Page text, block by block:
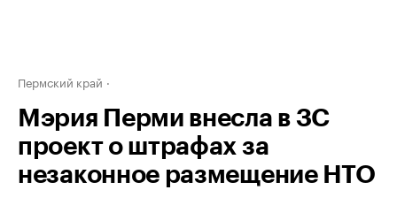
Пермский край
Мэрия Перми внесла в ЗС
проект о штрафах за
незаконное размещение НТО